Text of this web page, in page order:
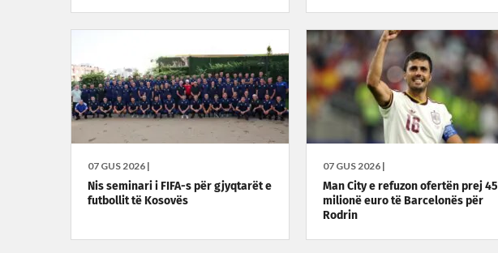
07 GUS 2026 |
Nis seminari i FIFA-s për gjyqtarët e
futbollit të Kosovës
07 GUS 2026 |
Man City e refuzon ofertën prej 45
milionë euro të Barcelonës për
Rodrin